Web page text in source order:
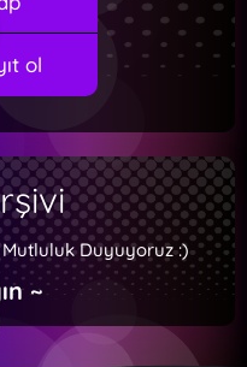
ol
Mutluluk Duyuyoruz :)
~